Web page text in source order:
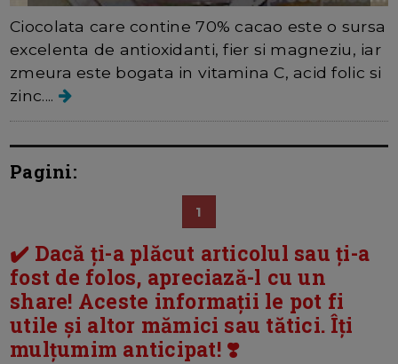
Ciocolata care contine 70% cacao este o sursa
excelenta de antioxidanti, fier si magneziu, iar
zmeura este bogata in vitamina C, acid folic si
zinc....
Pagini:
1
✔️ Dacă ți-a plăcut articolul sau ți-a
fost de folos, apreciază-l cu un
share! Aceste informații le pot fi
utile și altor mămici sau tătici. Îți
mulțumim anticipat! ❣️